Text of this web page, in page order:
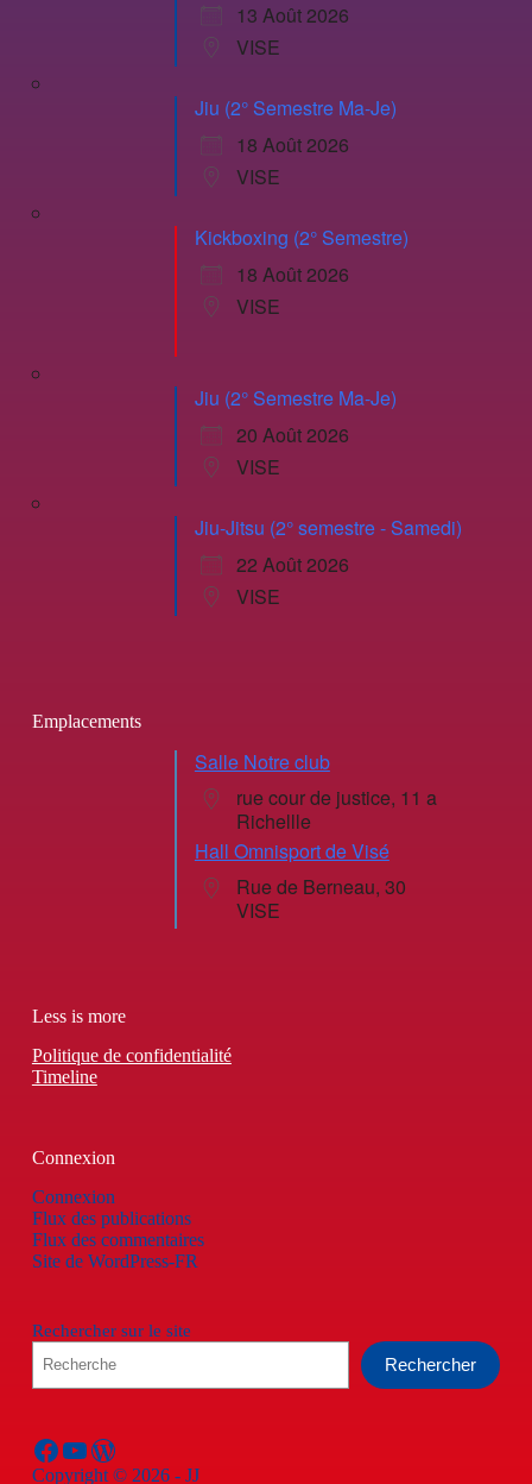
13 Août 2026
VISE
Jiu (2° Semestre Ma-Je)
18 Août 2026
VISE
Kickboxing (2° Semestre)
18 Août 2026
VISE
Jiu (2° Semestre Ma-Je)
20 Août 2026
VISE
Jiu-Jitsu (2° semestre - Samedi)
22 Août 2026
VISE
Emplacements
Salle Notre club
rue cour de justice, 11 a
Richellle
Hall Omnisport de Visé
Rue de Berneau, 30
VISE
Less is more
Politique de confidentialité
Timeline
Connexion
Connexion
Flux des publications
Flux des commentaires
Site de WordPress-FR
Rechercher sur le site
Rechercher
Facebook
YouTube
WordPress
Copyright © 2026 - JJ